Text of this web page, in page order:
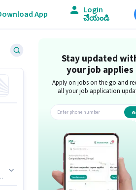
App Login
చేయండి
Stay updated
your job applies
Apply on jobs on the go and
all your job application